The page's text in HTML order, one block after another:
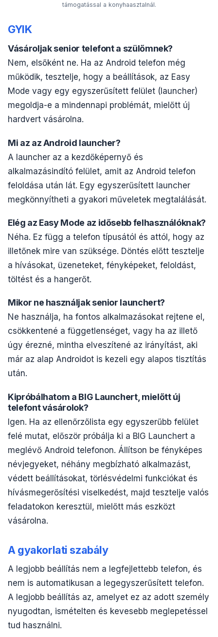
támogatással a konyhaasztalnál.
GYIK
Vásároljak senior telefont a szülőmnek?
Nem, elsőként ne. Ha az Android telefon még
működik, tesztelje, hogy a beállítások, az Easy
Mode vagy egy egyszerűsített felület (launcher)
megoldja-e a mindennapi problémát, mielőtt új
hardvert vásárolna.
Mi az az Android launcher?
A launcher az a kezdőképernyő és
alkalmazásindító felület, amit az Android telefon
feloldása után lát. Egy egyszerűsített launcher
megkönnyítheti a gyakori műveletek megtalálását.
Elég az Easy Mode az idősebb felhasználóknak?
Néha. Ez függ a telefon típusától és attól, hogy az
illetőnek mire van szüksége. Döntés előtt tesztelje
a hívásokat, üzeneteket, fényképeket, feloldást,
töltést és a hangerőt.
Mikor ne használjak senior launchert?
Ne használja, ha fontos alkalmazásokat rejtene el,
csökkentené a függetlenséget, vagy ha az illető
úgy érezné, mintha elveszítené az irányítást, aki
már az alap Androidot is kezeli egy alapos tisztítás
után.
Kipróbálhatom a BIG Launchert, mielőtt új
telefont vásárolok?
Igen. Ha az ellenőrzőlista egy egyszerűbb felület
felé mutat, először próbálja ki a BIG Launchert a
meglévő Android telefonon. Állítson be fényképes
névjegyeket, néhány megbízható alkalmazást,
védett beállításokat, törlésvédelmi funkciókat és
hívásmegerősítési viselkedést, majd tesztelje valós
feladatokon keresztül, mielőtt más eszközt
vásárolna.
A gyakorlati szabály
A legjobb beállítás nem a legfejlettebb telefon, és
nem is automatikusan a legegyszerűsített telefon.
A legjobb beállítás az, amelyet ez az adott személy
nyugodtan, ismételten és kevesebb meglepetéssel
tud használni.